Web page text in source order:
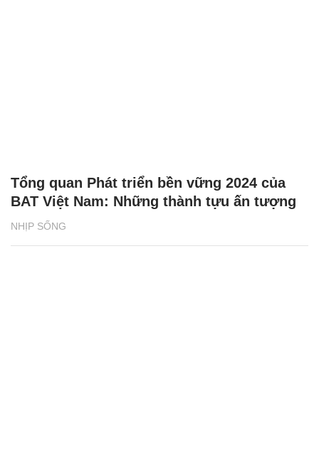
NHỊP SỐNG
Tổng quan Phát triển bền vững 2024 của
BAT Việt Nam: Những thành tựu ấn tượng